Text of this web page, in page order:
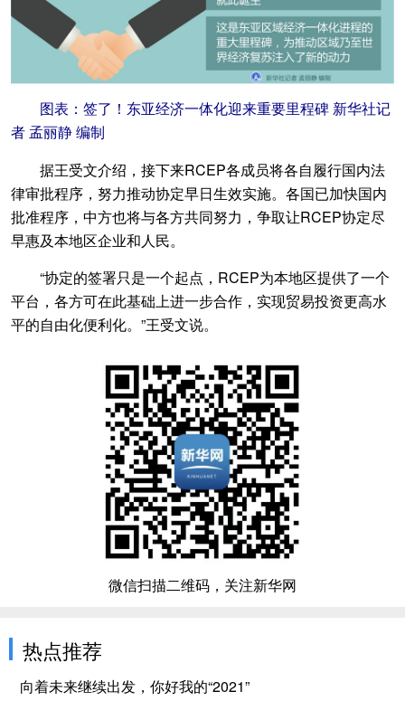
图表：签了！东亚经济一体化迎来重要里程碑 新华社记
者 孟丽静 编制
据王受文介绍，接下来RCEP各成员将各自履行国内法
律审批程序，努力推动协定早日生效实施。各国已加快国内
批准程序，中方也将与各方共同努力，争取让RCEP协定尽
早惠及本地区企业和人民。
“协定的签署只是一个起点，RCEP为本地区提供了一个
平台，各方可在此基础上进一步合作，实现贸易投资更高水
平的自由化便利化。”王受文说。
微信扫描二维码，关注新华网
热点推荐
向着未来继续出发，你好我的“2021”